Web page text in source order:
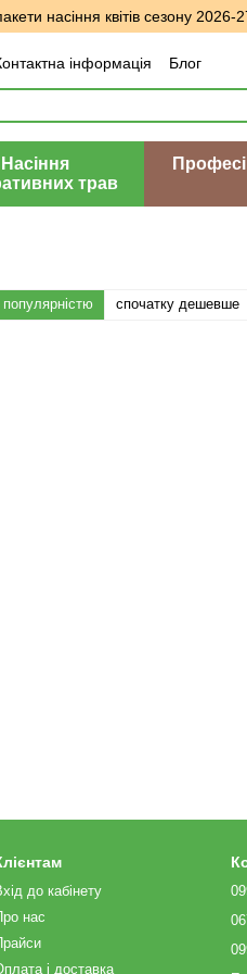
насіння квітів сезону 2026-
інформація
Блог
Насіння
трав
популярністю спочатку дешевше
до кабінету
нас
і доставка